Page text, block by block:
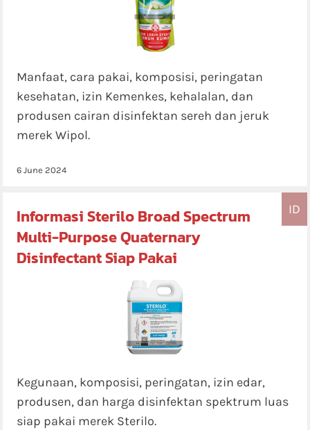
Manfaat, cara pakai, komposisi, peringatan
kesehatan, izin Kemenkes, kehalalan, dan
produsen cairan disinfektan sereh dan jeruk
merek Wipol.
6 June 2024
ID
Informasi Sterilo Broad Spectrum
Multi-Purpose Quaternary
Disinfectant Siap Pakai
Kegunaan, komposisi, peringatan, izin edar,
produsen, dan harga disinfektan spektrum luas
siap pakai merek Sterilo.